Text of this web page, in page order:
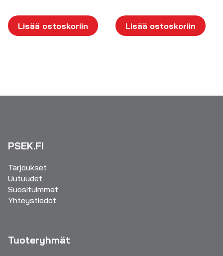
Lisää ostoskoriin Lisää ostoskoriin
PSEK.FI
Tarjoukset
Uutuudet
Suosituimmat
Yhteystiedot
Tuoteryhmät